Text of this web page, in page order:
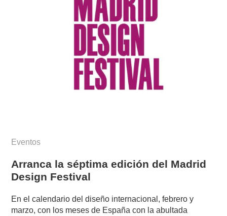
Eventos
Arranca la séptima edición del Madrid
Design Festival
En el calendario del diseño internacional, febrero y
marzo, con los meses de España con la abultada